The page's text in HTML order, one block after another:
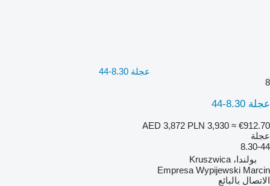
عجلة 8.30-44
8
عجلة 8.30-44
AED 3,872 PLN 3,930 ≈ €912.70
عجلة
8.30-44
بولندا، Kruszwica
Empresa Wypijewski Marcin
الاتصال بالبائع